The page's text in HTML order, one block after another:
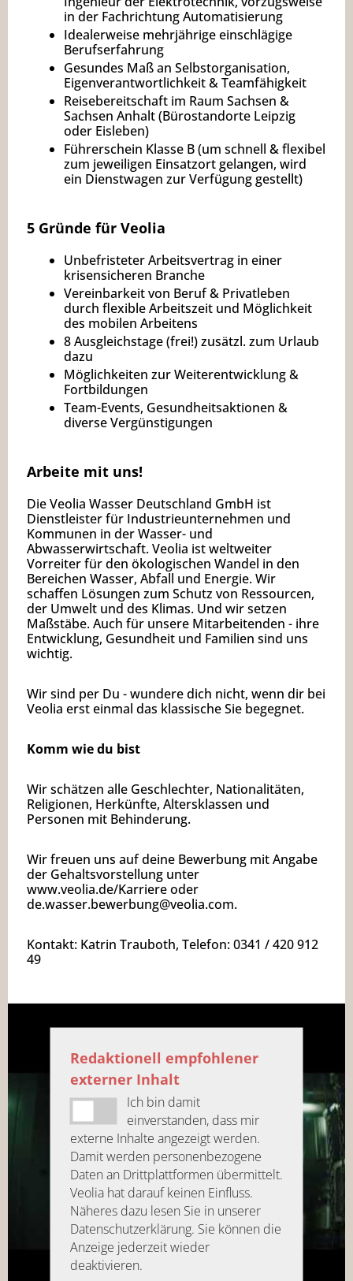
in der Fachrichtung Automatisierung
Idealerweise mehrjährige einschlägige
Berufserfahrung
Gesundes Maß an Selbstorganisation,
Eigenverantwortlichkeit & Teamfähigkeit
Reisebereitschaft im Raum Sachsen &
Sachsen Anhalt (Bürostandorte Leipzig
oder Eisleben)
Führerschein Klasse B (um schnell & flexibel
zum jeweiligen Einsatzort gelangen, wird
ein Dienstwagen zur Verfügung gestellt)
5 Gründe für Veolia
Unbefristeter Arbeitsvertrag in einer
krisensicheren Branche
Vereinbarkeit von Beruf & Privatleben
durch flexible Arbeitszeit und Möglichkeit
des mobilen Arbeitens
8 Ausgleichstage (frei!) zusätzl. zum Urlaub
dazu
Möglichkeiten zur Weiterentwicklung &
Fortbildungen
Team-Events, Gesundheitsaktionen &
diverse Vergünstigungen
Arbeite mit uns!
Die Veolia Wasser Deutschland GmbH ist
Dienstleister für Industrieunternehmen und
Kommunen in der Wasser- und
Abwasserwirtschaft. Veolia ist weltweiter
Vorreiter für den ökologischen Wandel in den
Bereichen Wasser, Abfall und Energie. Wir
schaffen Lösungen zum Schutz von Ressourcen,
der Umwelt und des Klimas. Und wir setzen
Maßstäbe. Auch für unsere Mitarbeitenden - ihre
Entwicklung, Gesundheit und Familien sind uns
wichtig.
Wir sind per Du - wundere dich nicht, wenn dir bei
Veolia erst einmal das klassische Sie begegnet.
Komm wie du bist
Wir schätzen alle Geschlechter, Nationalitäten,
Religionen, Herkünfte, Altersklassen und
Personen mit Behinderung.
Wir freuen uns auf deine Bewerbung mit Angabe
der Gehaltsvorstellung unter
www.veolia.de/Karriereoder
de.wasser.bewerbung@veolia.com.
Kontakt: Katrin Trauboth, Telefon: 0341 / 420 912
49
Redaktionell empfohlener
externer Inhalt
Ich bin damit
einverstanden, dass mir
externe Inhalte angezeigt werden.
Damit werden personenbezogene
Daten an Drittplattformen übermittelt.
Veolia hat darauf keinen Einfluss.
Näheres dazu lesen Sie in unserer
Datenschutzerklärung. Sie können die
Anzeige jederzeit wieder
deaktivieren.